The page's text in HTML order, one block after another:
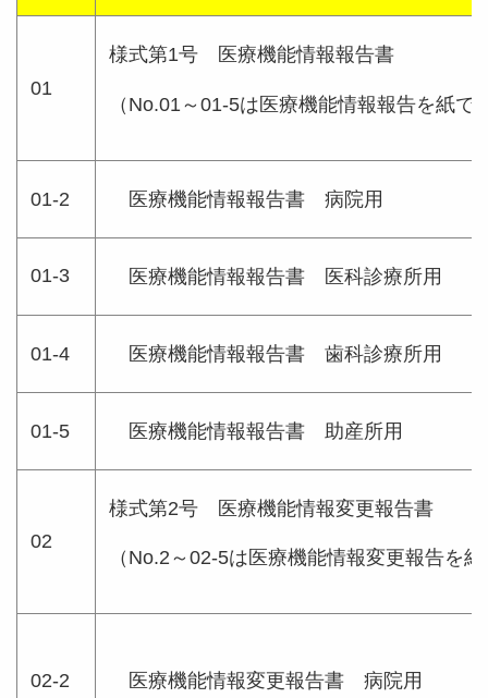
01
様式第1号 医療機能情報報告書
（No.01～01-5は医療機能情報報告を紙で
01-2 医療機能情報報告書 病院用
01-3 医療機能情報報告書 医科診療所用
01-4 医療機能情報報告書 歯科診療所用
01-5 医療機能情報報告書 助産所用
02
様式第2号 医療機能情報変更報告書
（No.2～02-5は医療機能情報変更報告を
02-2 医療機能情報変更報告書 病院用